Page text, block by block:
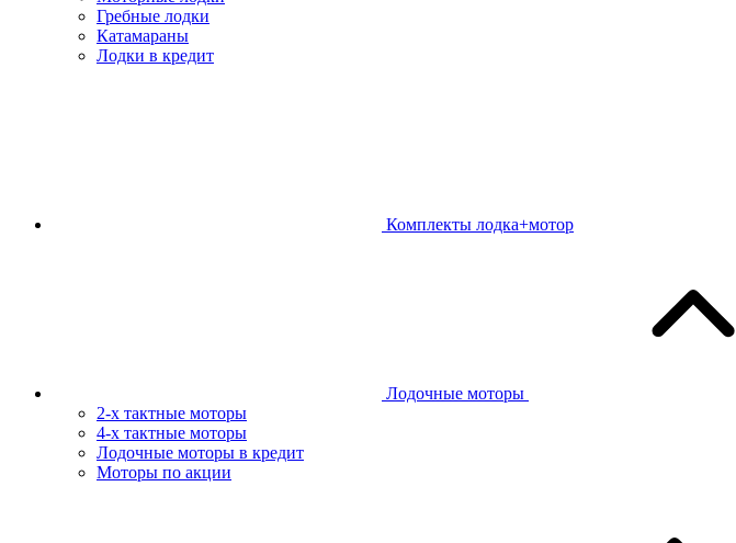
Гребные лодки
Катамараны
Лодки в кредит
Комплекты лодка+мотор
Лодочные моторы
2-х тактные моторы
4-х тактные моторы
Лодочные моторы в кредит
Моторы по акции